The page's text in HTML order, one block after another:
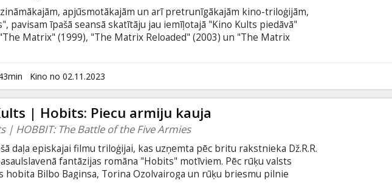
apjūsmotākajām un arī pretrunīgākajām kino-triloģijām,
pavisam īpašā seansā skatītāju jau iemīļotajā "Kino Kults piedāvā"
Matrix" (1999), "The Matrix Reloaded" (2003) un "The Matrix
(Kerija-Anna Mosa) un Morfeju (Lourenss Fišberns) mēģina atbrīvot
mašīnu varas, kuras pārstāv nāvējošā programma - Aģents Smits (Hugo
Filma angļu valodā ar subtitriem latviešu un krievu valodā.
Kino no 02.11.2023
| Hobits: Piecu armiju kauja
| HOBBIT: The Battle of the Five Armies
daļa episkajai filmu triloģijai, kas uzņemta pēc britu rakstnieka Dž.R.R.
fantāzijas romāna "Hobits" motīviem. Pēc rūķu valsts
hobita Bilbo Baginsa, Torina Ozolvairoga un rūķu briesmu pilnie